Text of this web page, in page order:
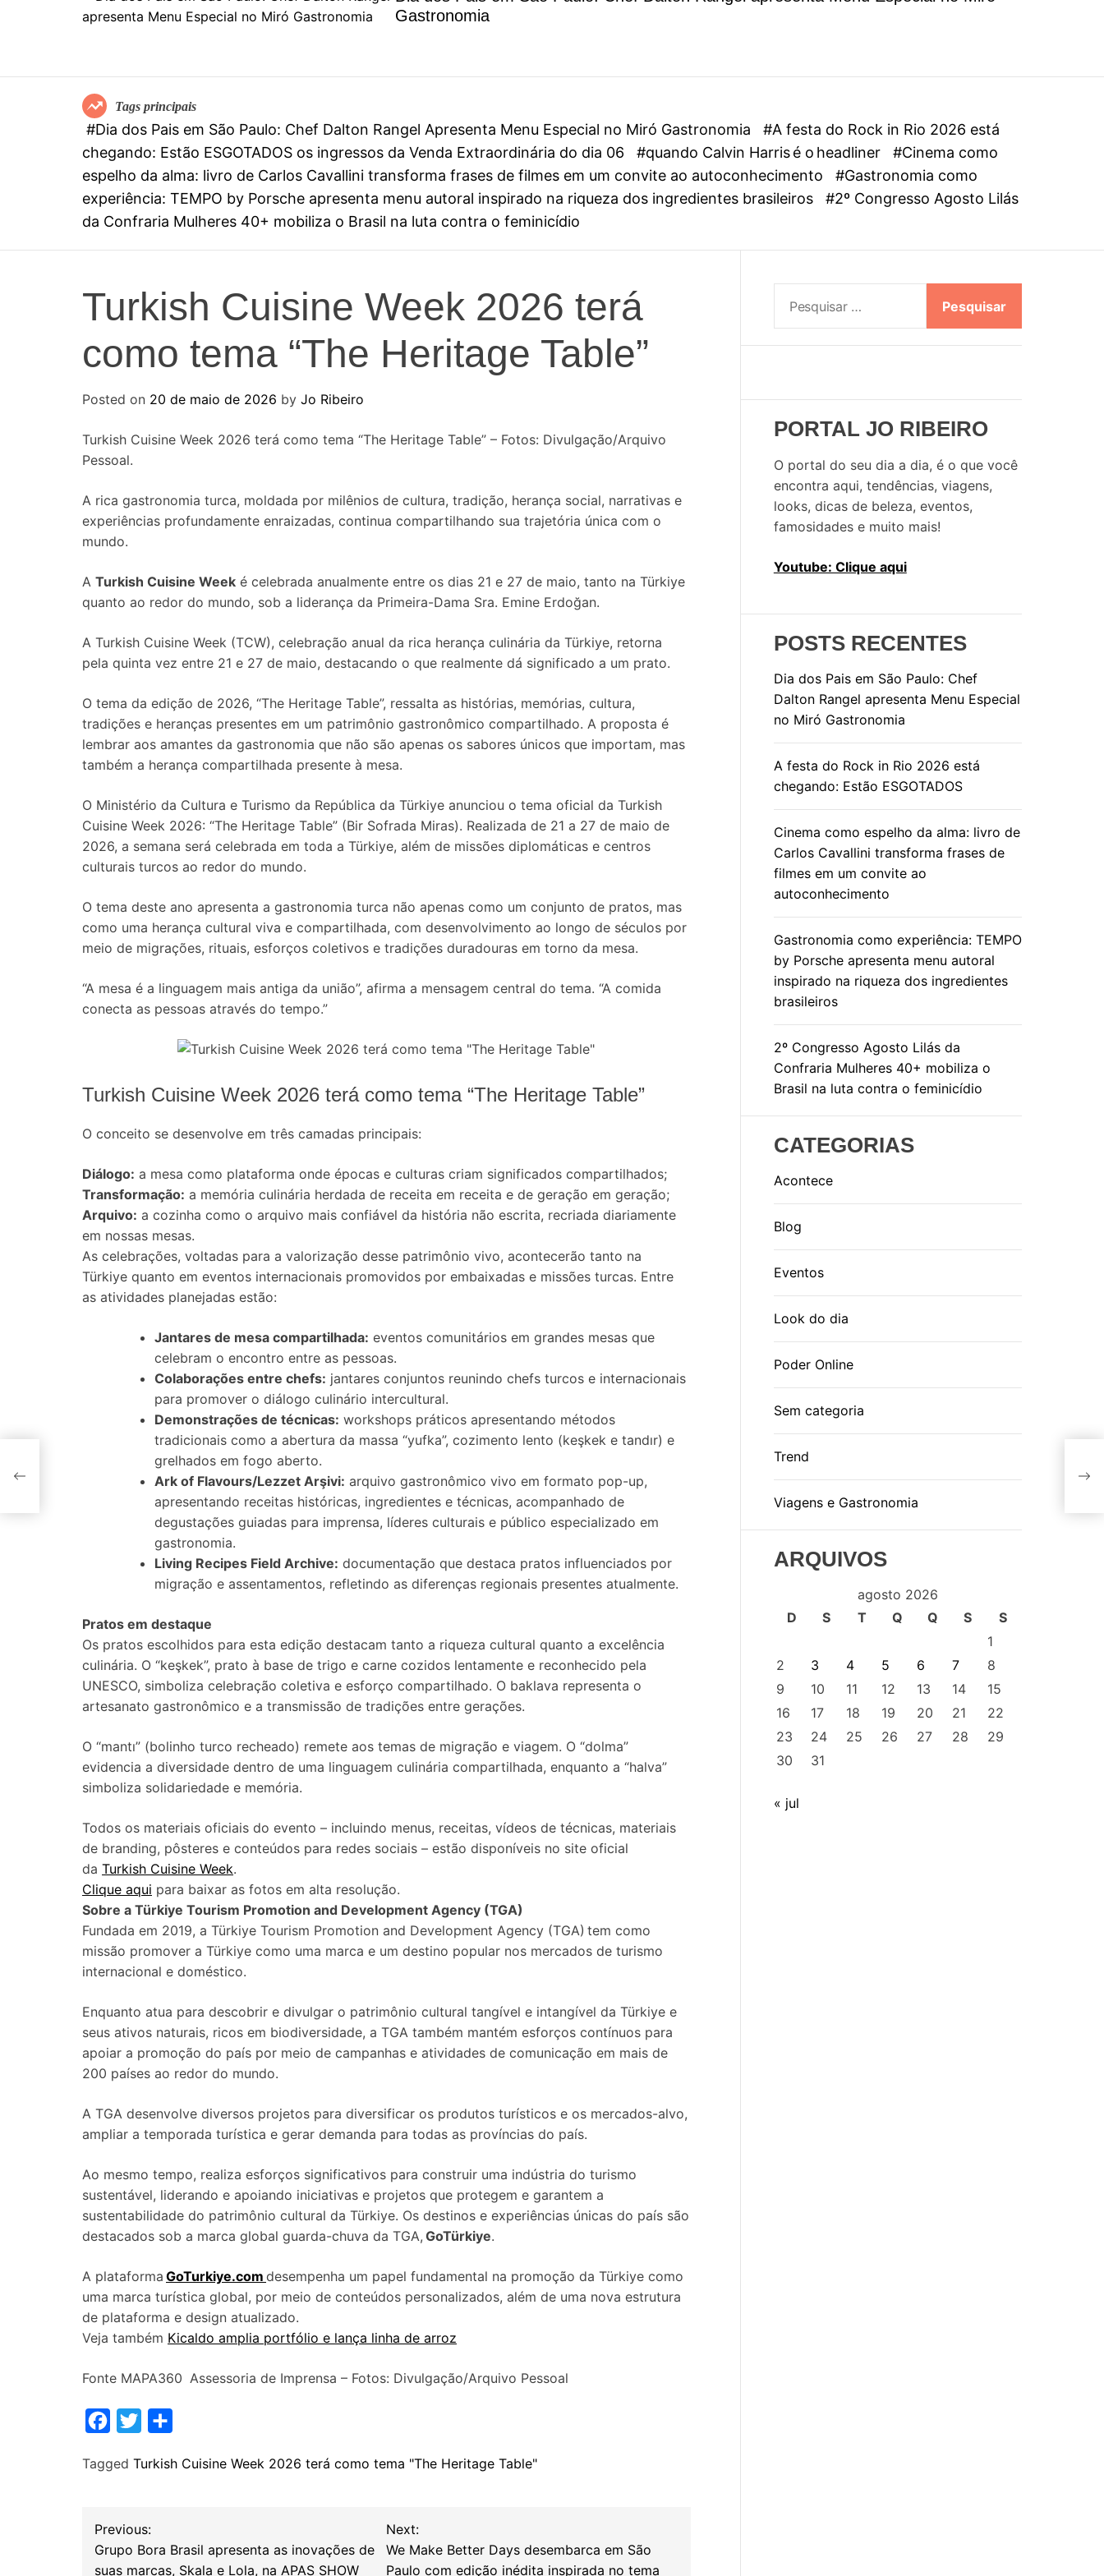
o
Gastronomia
Tags principais
#Dia dos Pais em São Paulo: Chef Dalton Rangel Apresenta Menu Especial no Miró Gastronomia
#A festa do Rock in Rio 2026 está
chegando: Estão ESGOTADOS os ingressos da Venda Extraordinária do dia 06
#quando Calvin Harris é o headliner
#Cinema como
espelho da alma: livro de Carlos Cavallini transforma frases de filmes em um convite ao autoconhecimento
#Gastronomia como
experiência: TEMPO by Porsche apresenta menu autoral inspirado na riqueza dos ingredientes brasileiros
#2º Congresso Agosto Lilás
da Confraria Mulheres 40+ mobiliza o Brasil na luta contra o feminicídio
Turkish Cuisine Week 2026 terá
como tema “The Heritage Table”
Posted on 20 de maio de 2026 by Jo Ribeiro
Turkish Cuisine Week 2026 terá como tema “The Heritage Table” – Fotos: Divulgação/Arquivo
Pessoal.
A rica gastronomia turca, moldada por milênios de cultura, tradição, herança social, narrativas e
experiências profundamente enraizadas, continua compartilhando sua trajetória única com o
mundo.
A Turkish Cuisine Week é celebrada anualmente entre os dias 21 e 27 de maio, tanto na Türkiye
quanto ao redor do mundo, sob a liderança da Primeira-Dama Sra. Emine Erdoğan.
A Turkish Cuisine Week (TCW), celebração anual da rica herança culinária da Türkiye, retorna
pela quinta vez entre 21 e 27 de maio, destacando o que realmente dá significado a um prato.
O tema da edição de 2026, “The Heritage Table”, ressalta as histórias, memórias, cultura,
tradições e heranças presentes em um patrimônio gastronômico compartilhado. A proposta é
lembrar aos amantes da gastronomia que não são apenas os sabores únicos que importam, mas
também a herança compartilhada presente à mesa.
O Ministério da Cultura e Turismo da República da Türkiye anunciou o tema oficial da Turkish
Cuisine Week 2026: “The Heritage Table” (Bir Sofrada Miras). Realizada de 21 a 27 de maio de
2026, a semana será celebrada em toda a Türkiye, além de missões diplomáticas e centros
culturais turcos ao redor do mundo.
O tema deste ano apresenta a gastronomia turca não apenas como um conjunto de pratos, mas
como uma herança cultural viva e compartilhada, com desenvolvimento ao longo de séculos por
meio de migrações, rituais, esforços coletivos e tradições duradouras em torno da mesa.
“A mesa é a linguagem mais antiga da união”, afirma a mensagem central do tema. “A comida
conecta as pessoas através do tempo.”
Turkish Cuisine Week 2026 terá como tema “The Heritage Table”
O conceito se desenvolve em três camadas principais:
Diálogo: a mesa como plataforma onde épocas e culturas criam significados compartilhados;
Transformação: a memória culinária herdada de receita em receita e de geração em geração;
Arquivo: a cozinha como o arquivo mais confiável da história não escrita, recriada diariamente
em nossas mesas.
As celebrações, voltadas para a valorização desse patrimônio vivo, acontecerão tanto na
Türkiye quanto em eventos internacionais promovidos por embaixadas e missões turcas. Entre
as atividades planejadas estão:
Jantares de mesa compartilhada: eventos comunitários em grandes mesas que
celebram o encontro entre as pessoas.
Colaborações entre chefs: jantares conjuntos reunindo chefs turcos e internacionais
para promover o diálogo culinário intercultural.
Demonstrações de técnicas: workshops práticos apresentando métodos
tradicionais como a abertura da massa “yufka”, cozimento lento (keşkek e tandır) e
grelhados em fogo aberto.
Ark of Flavours/Lezzet Arşivi: arquivo gastronômico vivo em formato pop-up,
apresentando receitas históricas, ingredientes e técnicas, acompanhado de
degustações guiadas para imprensa, líderes culturais e público especializado em
gastronomia.
Living Recipes Field Archive: documentação que destaca pratos influenciados por
migração e assentamentos, refletindo as diferenças regionais presentes atualmente.
Pratos em destaque
Os pratos escolhidos para esta edição destacam tanto a riqueza cultural quanto a excelência
culinária. O “keşkek”, prato à base de trigo e carne cozidos lentamente e reconhecido pela
UNESCO, simboliza celebração coletiva e esforço compartilhado. O baklava representa o
artesanato gastronômico e a transmissão de tradições entre gerações.
O “mantı” (bolinho turco recheado) remete aos temas de migração e viagem. O “dolma”
evidencia a diversidade dentro de uma linguagem culinária compartilhada, enquanto a “halva”
simboliza solidariedade e memória.
Todos os materiais oficiais do evento – incluindo menus, receitas, vídeos de técnicas, materiais
de branding, pôsteres e conteúdos para redes sociais – estão disponíveis no site oficial
da Turkish Cuisine Week.
Clique aqui para baixar as fotos em alta resolução.
Sobre a Türkiye Tourism Promotion and Development Agency (TGA)
Fundada em 2019, a Türkiye Tourism Promotion and Development Agency (TGA) tem como
missão promover a Türkiye como uma marca e um destino popular nos mercados de turismo
internacional e doméstico.
Enquanto atua para descobrir e divulgar o patrimônio cultural tangível e intangível da Türkiye e
seus ativos naturais, ricos em biodiversidade, a TGA também mantém esforços contínuos para
apoiar a promoção do país por meio de campanhas e atividades de comunicação em mais de
200 países ao redor do mundo.
A TGA desenvolve diversos projetos para diversificar os produtos turísticos e os mercados-alvo,
ampliar a temporada turística e gerar demanda para todas as províncias do país.
Ao mesmo tempo, realiza esforços significativos para construir uma indústria do turismo
sustentável, liderando e apoiando iniciativas e projetos que protegem e garantem a
sustentabilidade do patrimônio cultural da Türkiye. Os destinos e experiências únicas do país são
destacados sob a marca global guarda-chuva da TGA, GoTürkiye.
A plataforma GoTurkiye.com desempenha um papel fundamental na promoção da Türkiye como
uma marca turística global, por meio de conteúdos personalizados, além de uma nova estrutura
de plataforma e design atualizado.
Veja também Kicaldo amplia portfólio e lança linha de arroz
Fonte MAPA360 Assessoria de Imprensa – Fotos: Divulgação/Arquivo Pessoal
c
o
o
i
e
r
a
Tagged Turkish Cuisine Week 2026 terá como tema "The Heritage Table"
N
Previous:
Grupo Bora Brasil apresenta as inovações de
suas marcas, Skala e Lola, na APAS SHOW
Next:
We Make Better Days desembarca em São
Paulo com edição inédita inspirada no tema
s
i
a
r
o
r
PORTAL JO RIBEIRO
O portal do seu dia a dia, é o que você
encontra aqui, tendências, viagens,
looks, dicas de beleza, eventos,
famosidades e muito mais!
Youtube: Clique aqui
POSTS RECENTES
Dia dos Pais em São Paulo: Chef
Dalton Rangel apresenta Menu Especial
no Miró Gastronomia
A festa do Rock in Rio 2026 está
chegando: Estão ESGOTADOS
Cinema como espelho da alma: livro de
Carlos Cavallini transforma frases de
filmes em um convite ao
autoconhecimento
Gastronomia como experiência: TEMPO
by Porsche apresenta menu autoral
inspirado na riqueza dos ingredientes
brasileiros
2º Congresso Agosto Lilás da
Confraria Mulheres 40+ mobiliza o
Brasil na luta contra o feminicídio
CATEGORIAS
Acontece
Blog
Eventos
Look do dia
Poder Online
Sem categoria
Trend
Viagens e Gastronomia
ARQUIVOS
agosto 2026
D
S T Q Q S
S
1
2
3 4 5 6 7
8
9
10 11 12 13 14
15
16
17 18 19 20 21
22
23
24 25 26 27 28
29
30
31
« jul